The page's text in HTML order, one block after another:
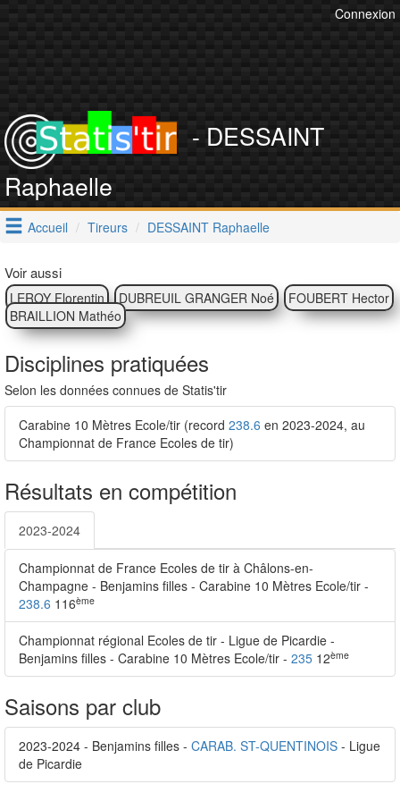
Connexion
- DESSAINT
Raphaelle
Accueil Tireurs DESSAINT Raphaelle
Voir aussi
LEROY Florentin DUBREUIL GRANGER Noé
FOUBERT Hector
BRAILLION Mathéo
Disciplines pratiquées
Selon les données connues de Statis'tir
Carabine 10 Mètres Ecole/tir (record 238.6 en 2023-2024, au
Championnat de France Ecoles de tir)
Résultats en compétition
2023-2024
Championnat de France Ecoles de tir à Châlons-en-
Champagne - Benjamins filles - Carabine 10 Mètres Ecole/tir -
238.6 116ème
Championnat régional Ecoles de tir - Ligue de Picardie -
Benjamins filles - Carabine 10 Mètres Ecole/tir - 235 12ème
Saisons par club
2023-2024 - Benjamins filles - CARAB. ST-QUENTINOIS - Ligue
de Picardie